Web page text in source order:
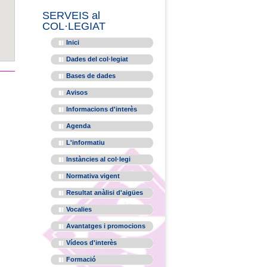
SERVEIS al
COL·LEGIAT
Inici
Dades del col·legiat
Bases de dades
Avisos
Informacions d'interès
Agenda
L'informatiu
Instàncies al col·legi
Normativa vigent
Resultat anàlisi d'aigües
Vocalies
Avantatges i promocions
Vídeos d'interès
Formació